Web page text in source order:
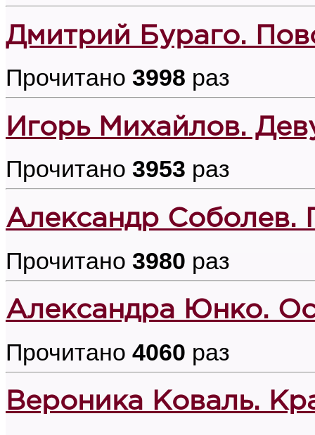
Дмитрий Бураго.
Прочитано 3998 раз
Игорь Михайлов.
Прочитано 3953 раз
Александр Соболев.
Прочитано 3980 раз
Александра Юнко.
Прочитано 4060 раз
Вероника Коваль.